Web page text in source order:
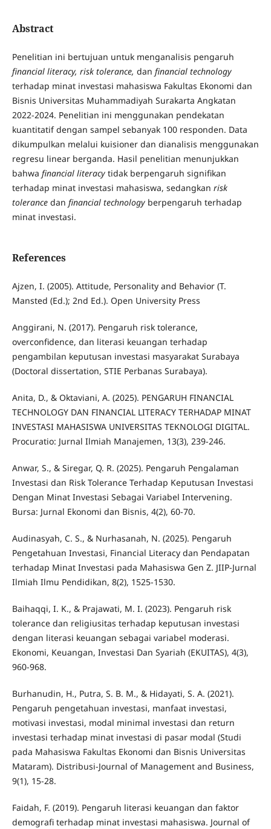
Abstract
Penelitian ini bertujuan untuk menganalisis pengaruh
financial literacy, risk tolerance, dan financial technology
terhadap minat investasi mahasiswa Fakultas Ekonomi dan
Bisnis Universitas Muhammadiyah Surakarta Angkatan
2022-2024. Penelitian ini menggunakan pendekatan
kuantitatif dengan sampel sebanyak 100 responden. Data
dikumpulkan melalui kuisioner dan dianalisis menggunakan
regresu linear berganda. Hasil penelitian menunjukkan
bahwa financial literacy tidak berpengaruh signifikan
terhadap minat investasi mahasiswa, sedangkan risk
tolerancedan financial technology berpengaruh terhadap
minat investasi.
References
Ajzen, I. (2005). Attitude, Personality and Behavior (T.
Mansted (Ed.); 2nd Ed.). Open University Press
Anggirani, N. (2017). Pengaruh risk tolerance,
overconfidence, dan literasi keuangan terhadap
pengambilan keputusan investasi masyarakat Surabaya
(Doctoral dissertation, STIE Perbanas Surabaya).
Anita, D., & Oktaviani, A. (2025). PENGARUH FINANCIAL
TECHNOLOGY DAN FINANCIAL LITERACY TERHADAP MINAT
INVESTASI MAHASISWA UNIVERSITAS TEKNOLOGI DIGITAL.
Procuratio: Jurnal Ilmiah Manajemen, 13(3), 239-246.
Anwar, S., & Siregar, Q. R. (2025). Pengaruh Pengalaman
Investasi dan Risk Tolerance Terhadap Keputusan Investasi
Dengan Minat Investasi Sebagai Variabel Intervening.
Bursa: Jurnal Ekonomi dan Bisnis, 4(2), 60-70.
Audinasyah, C. S., & Nurhasanah, N. (2025). Pengaruh
Pengetahuan Investasi, Financial Literacy dan Pendapatan
terhadap Minat Investasi pada Mahasiswa Gen Z. JIIP-Jurnal
Ilmiah Ilmu Pendidikan, 8(2), 1525-1530.
Baihaqqi, I. K., & Prajawati, M. I. (2023). Pengaruh risk
tolerance dan religiusitas terhadap keputusan investasi
dengan literasi keuangan sebagai variabel moderasi.
Ekonomi, Keuangan, Investasi Dan Syariah (EKUITAS), 4(3),
960-968.
Burhanudin, H., Putra, S. B. M., & Hidayati, S. A. (2021).
Pengaruh pengetahuan investasi, manfaat investasi,
motivasi investasi, modal minimal investasi dan return
investasi terhadap minat investasi di pasar modal (Studi
pada Mahasiswa Fakultas Ekonomi dan Bisnis Universitas
Mataram). Distribusi-Journal of Management and Business,
9(1), 15-28.
Faidah, F. (2019). Pengaruh literasi keuangan dan faktor
demografi terhadap minat investasi mahasiswa. Journal of